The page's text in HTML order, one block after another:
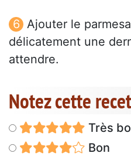
Ajouter le
délicatement une
attendre.
Notez cette
Très
Bon